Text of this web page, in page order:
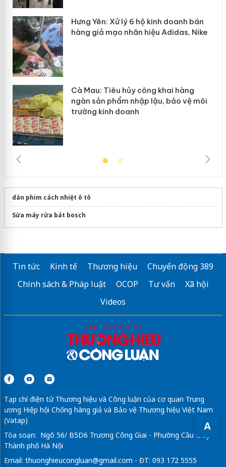
A
Hưng Yên: Xử lý 6 hộ kinh doanh bán
hàng giả mạo nhãn hiệu Adidas, Nike
Cà Mau: Tiêu hủy công khai hàng
ngàn sản phẩm nhập lậu, bảo vệ môi
trường kinh doanh
dán phim cách nhiệt ô tô
Sửa máy rửa bát bosch
Tin tức Kinh tế Thương hiệu
Chuyển động 389
Chính sách & Pháp luật
OCOP Tư vấn
Xã hội
Videos
Tạp chí điện tử Thương hiệu và Công luận của cơ quan Trung
ương Hiệp hội Chống hàng giả và Bảo vệ Thương hiệu Việt Nam
(Vatap)
Tòa soạn: Ngõ 56/ B5D6 Trương Công Giai - Phường Cầu Giấy -
Thành phố Hà Nội
Email: thuonghieucongluan@gmail.com - ĐT: 093 172 5555